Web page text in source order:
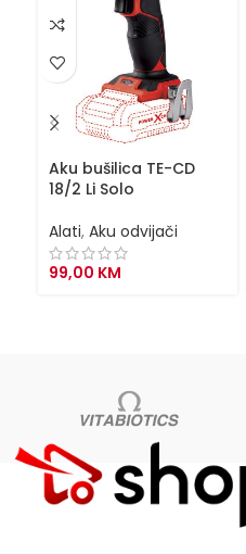
Aku bušilica TE-CD
18/2 Li Solo
Alati, Aku odvijači
99,00 KM